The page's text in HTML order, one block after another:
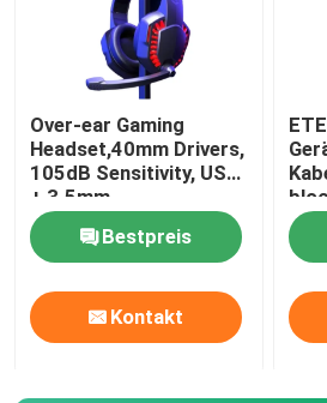
Over-ear Gaming
Headset,40mm Drivers,
105dB Sensitivity, USB
+ 3.5mm,
Omnidirectional Mic,
1.8M Cable, 20-20KHz
Frequency
Bestpreis
Kontakt
für